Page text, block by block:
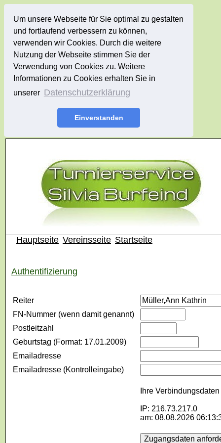
Um unsere Webseite für Sie optimal zu gestalten
und fortlaufend verbessern zu können,
verwenden wir Cookies. Durch die weitere
Nutzung der Webseite stimmen Sie der
Verwendung von Cookies zu. Weitere
Informationen zu Cookies erhalten Sie in
unserer Datenschutzerklärung
Einverstanden
Hauptseite Vereinsseite Startseite
Authentifizierung
Reiter
FN-Nummer (wenn damit genannt)
Postleitzahl
Geburtstag (Format: 17.01.2009)
Emailadresse
Emailadresse (Kontrolleingabe)
Ihre
IP: 216.73.217.0
am: 08.08.2026